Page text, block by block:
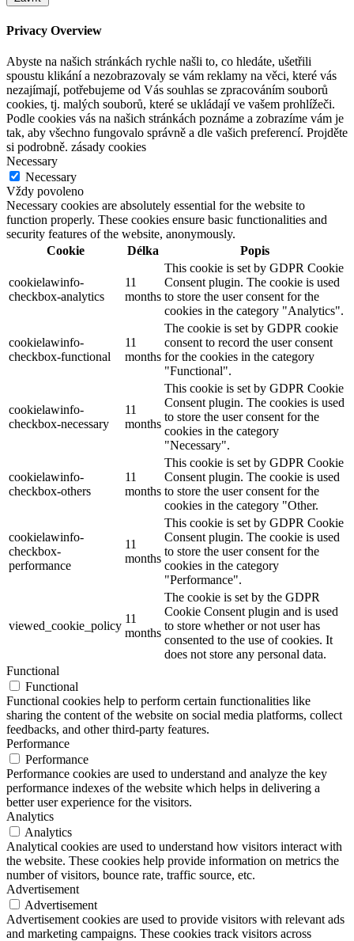
Privacy Overview
Abyste na našich stránkách rychle našli to, co hledáte, ušetřili
spoustu klikání a nezobrazovaly se vám reklamy na věci, které vás
nezajímají, potřebujeme od Vás souhlas se zpracováním souborů
cookies, tj. malých souborů, které se ukládají ve vašem prohlížeči.
Podle cookies vás na našich stránkách poznáme a zobrazíme vám je
tak, aby všechno fungovalo správně a dle vašich preferencí. Projděte
si podrobně. zásady cookies
Necessary
Necessary
Vždy povoleno
Necessary cookies are absolutely essential for the website to
function properly. These cookies ensure basic functionalities and
security features of the website, anonymously.
Cookie
Délka Popis
cookielawinfo-
checkbox-analytics
11
months
This cookie is set by GDPR Cookie
Consent plugin. The cookie is used
to store the user consent for the
cookies in the category "Analytics".
cookielawinfo-
checkbox-functional
11
months
The cookie is set by GDPR cookie
consent to record the user consent
for the cookies in the category
"Functional".
cookielawinfo-
checkbox-necessary
11
months
This cookie is set by GDPR Cookie
Consent plugin. The cookies is used
to store the user consent for the
cookies in the category
"Necessary".
cookielawinfo-
checkbox-others
11
months
This cookie is set by GDPR Cookie
Consent plugin. The cookie is used
to store the user consent for the
cookies in the category "Other.
cookielawinfo-
checkbox-
performance
11
months
This cookie is set by GDPR Cookie
Consent plugin. The cookie is used
to store the user consent for the
cookies in the category
"Performance".
viewed_cookie_policy
11
months
The cookie is set by the GDPR
Cookie Consent plugin and is used
to store whether or not user has
consented to the use of cookies. It
does not store any personal data.
Functional
Functional
Functional cookies help to perform certain functionalities like
sharing the content of the website on social media platforms, collect
feedbacks, and other third-party features.
Performance
Performance
Performance cookies are used to understand and analyze the key
performance indexes of the website which helps in delivering a
better user experience for the visitors.
Analytics
Analytics
Analytical cookies are used to understand how visitors interact with
the website. These cookies help provide information on metrics the
number of visitors, bounce rate, traffic source, etc.
Advertisement
Advertisement
Advertisement cookies are used to provide visitors with relevant ads
and marketing campaigns. These cookies track visitors across